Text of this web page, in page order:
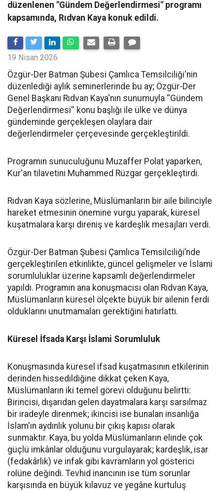
düzenlenen "Gündem Değerlendirmesi" programı
kapsamında, Rıdvan Kaya konuk edildi.
19 Nisan 2026
​Özgür-Der Batman Şubesi Çamlıca Temsilciliği'nin
düzenlediği aylık seminerlerinde bu ay; Özgür-Der
Genel Başkanı Rıdvan Kaya'nın sunumuyla ''Gündem
Değerlendirmesi'' konu başlığı ile ülke ve dünya
gündeminde gerçekleşen olaylara dair
değerlendirmeler çerçevesinde gerçekleştirildi.
Programın sunuculuğunu Muzaffer Polat yaparken,
Kur'an tilavetini Muhammed Rüzgar gerçekleştirdi.
Rıdvan Kaya sözlerine, Müslümanların bir aile bilinciyle
hareket etmesinin önemine vurgu yaparak, küresel
kuşatmalara karşı direniş ve kardeşlik mesajları verdi.
Özgür-Der Batman Şubesi Çamlıca Temsilciliği’nde
gerçekleştirilen etkinlikte, güncel gelişmeler ve İslami
sorumluluklar üzerine kapsamlı değerlendirmeler
yapıldı. Programın ana konuşmacısı olan Rıdvan Kaya,
Müslümanların küresel ölçekte büyük bir ailenin ferdi
olduklarını unutmamaları gerektiğini hatırlattı.
Küresel İfsada Karşı İslami Sorumluluk
Konuşmasında küresel ifsad kuşatmasının etkilerinin
derinden hissedildiğine dikkat çeken Kaya,
Müslümanların iki temel görevi olduğunu belirtti:
Birincisi, dışarıdan gelen dayatmalara karşı sarsılmaz
bir iradeyle direnmek; ikincisi ise bunalan insanlığa
İslam'ın aydınlık yolunu bir çıkış kapısı olarak
sunmaktır. Kaya, bu yolda Müslümanların elinde çok
güçlü imkânlar olduğunu vurgulayarak; kardeşlik, isar
(fedakârlık) ve infak gibi kavramların yol gösterici
rolüne değindi. Tevhid inancının ise tüm sorunlar
karşısında en büyük kılavuz ve yegâne kurtuluş